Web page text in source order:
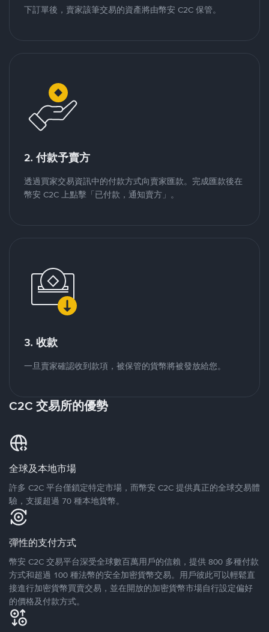
下訂單後，賣家該筆交易的資產將由幣安 C2C 保管。
2. 付款予賣方
透過買家交易資訊中的付款方式向賣家匯款。完成匯款後在
幣安 C2C 上點擊「已付款，通知賣方」。
3. 收款
一旦賣家確認收到款項，被保管的貨幣將被發放給您。
C2C 交易所的優勢
全球及本地市場
許多 C2C 平台僅鎖定特定市場，而幣安 C2C 提供真正的全球交易體
驗，支援超過 70 種本地貨幣。
彈性的支付方式
幣安 C2C 交易平台深受全球數百萬用戶的信賴，提供 800 多種付款
方式和超過 100 種法幣的安全加密貨幣交易。用戶彼此可以輕鬆直
接進行加密貨幣買賣交易，並在開放的加密貨幣市場自行設定偏好
的價格及付款方式。